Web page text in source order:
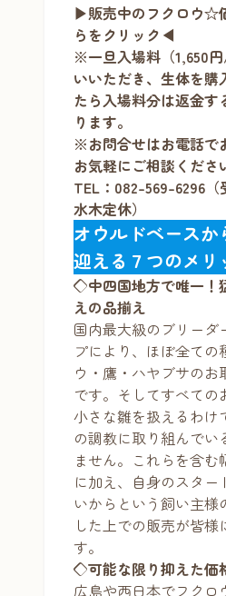
▶販売中のフクロウ☆
らをクリック◀
※一旦入場料（1,650
いいただき、生体を購
たら入場料分は返金す
ります。
※お問合せはお電話で
お気軽にご相談くださ
TEL：082-569-6296（
水木定休）
オウルドベースか
迎える７つのメリ
◇中四国地方で唯一！
えの品揃え
国内最大級のブリーダ
プにより、ほぼ全ての
ウ・鷹・ハヤブサのお
です。そしてすべての
小さな雛を扱えるわけ
の調教に取り組んでい
ません。これらを含
に加え、自身のスター
いからという飼い主様
した上での販売が皆様
す。
◇可能な限り抑えた価
広島や西日本でフクロ